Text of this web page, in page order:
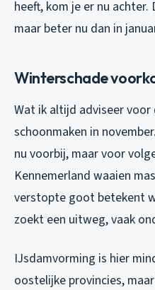
heeft, kom je er nu
maar beter nu dan in
Winterschade
Wat ik altijd adviseer
schoonmaken in
nu voorbij, maar voor
Kennemerland waaien
verstopte goot betekent
zoekt een uitweg, vaak
IJsdamvorming is hier
oostelijke provincies,